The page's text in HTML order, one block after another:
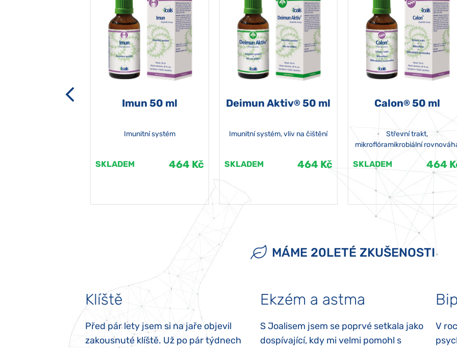
Imun 50 ml
Imunitní systém
SKLADEM 464 Kč
Deimun Aktiv® 50 ml
Imunitní systém, vliv na čištění
SKLADEM 464 Kč
Calon®50 ml
Střevní trakt,
mikroflóramikrobiální
SKLADEM 464
MÁME 20LETÉ ZKUŠENOSTI
třech letech
autismus.
Klíště
Před pár lety jsem si na jaře objevil
zakousnuté klíště. Už po pár týdnech
Ekzém a astma
S Joalisem jsem se poprvé setkala jako
dospívající, kdy mi velmi pomohl s
V